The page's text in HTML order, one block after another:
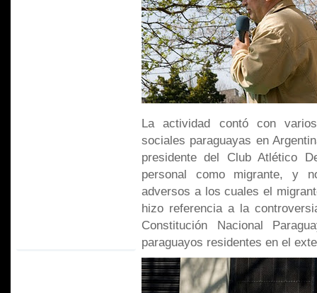
La actividad contó con
sociales paraguayas en
presidente del Club Atlético
personal como migrante, y
adversos a los cuales el
hizo referencia a la
Constitución Nacional
paraguayos residentes en el